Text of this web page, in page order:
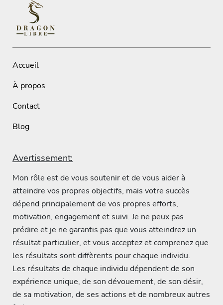
Accueil
À propos
Contact
Blog
Avertissement:
Mon rôle est de vous soutenir et de vous aider à
atteindre vos propres objectifs, mais votre succès
dépend principalement de vos propres efforts,
motivation, engagement et suivi. Je ne peux pas
prédire et je ne garantis pas que vous atteindrez un
résultat particulier, et vous acceptez et comprenez que
les résultats sont diffèrents pour chaque individu.
Les résultats de chaque individu dépendent de son
expérience unique, de son dévouement, de son désir,
de sa motivation, de ses actions et de nombreux autres